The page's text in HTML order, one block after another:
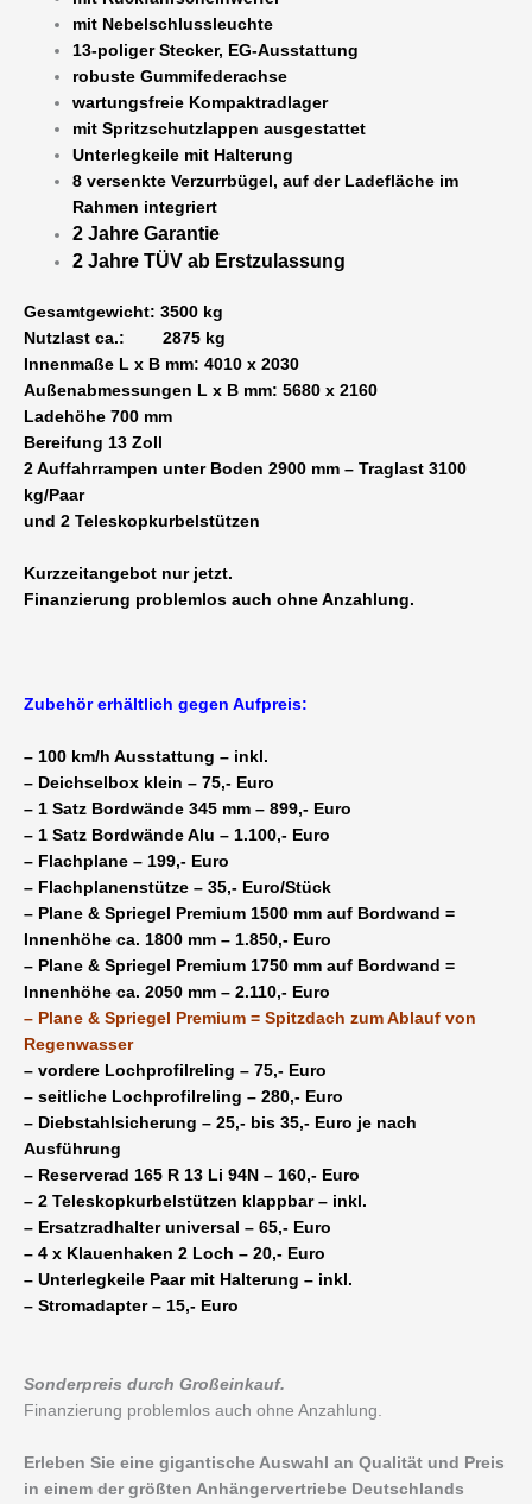
mit Nebelschlussleuchte
13-poliger Stecker, EG-Ausstattung
robuste Gummifederachse
wartungsfreie Kompaktradlager
mit Spritzschutzlappen ausgestattet
Unterlegkeile mit Halterung
8 versenkte Verzurrbügel, auf der Ladefläche im
Rahmen integriert
2 Jahre Garantie
2 Jahre TÜV ab Erstzulassung
Gesamtgewicht: 3500 kg
Nutzlast ca.: 2875 kg
Innenmaße L x B mm: 4010 x 2030
Außenabmessungen L x B mm: 5680 x 2160
Ladehöhe 700 mm
Bereifung 13 Zoll
2 Auffahrrampen unter Boden 2900 mm – Traglast 3100
kg/Paar
und 2 Teleskopkurbelstützen
Kurzzeitangebot nur jetzt.
Finanzierung problemlos auch ohne Anzahlung.
Zubehör erhältlich gegen Aufpreis:
– 100 km/h Ausstattung – inkl.
– Deichselbox klein – 75,- Euro
– 1 Satz Bordwände 345 mm – 899,- Euro
– 1 Satz Bordwände Alu – 1.100,- Euro
– Flachplane – 199,- Euro
– Flachplanenstütze – 35,- Euro/Stück
– Plane & Spriegel Premium 1500 mm auf Bordwand =
Innenhöhe ca. 1800 mm – 1.850,- Euro
– Plane & Spriegel Premium 1750 mm auf Bordwand =
Innenhöhe ca. 2050 mm – 2.110,- Euro
– Plane & Spriegel Premium = Spitzdach zum Ablauf von
Regenwasser
– vordere Lochprofilreling – 75,- Euro
– seitliche Lochprofilreling – 280,- Euro
– Diebstahlsicherung – 25,- bis 35,- Euro je nach
Ausführung
– Reserverad 165 R 13 Li 94N – 160,- Euro
– 2 Teleskopkurbelstützen klappbar – inkl.
– Ersatzradhalter universal – 65,- Euro
– 4 x Klauenhaken 2 Loch – 20,- Euro
– Unterlegkeile Paar mit Halterung – inkl.
– Stromadapter – 15,- Euro
Sonderpreis durch Großeinkauf.
Finanzierung problemlos auch ohne Anzahlung.
Erleben Sie eine gigantische Auswahl an Qualität und Preis
in einem der größten Anhängervertriebe Deutschlands